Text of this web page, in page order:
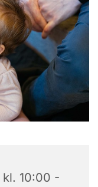
kl. 10:00 -